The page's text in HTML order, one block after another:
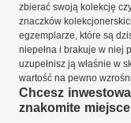
zbierać swoją kolekcję
znaczków
egzemplarze, które są
niepełna i brakuje w niej
uzupełnisz ją właśnie w
wartość na pewno
Chcesz
znakomite miejsce